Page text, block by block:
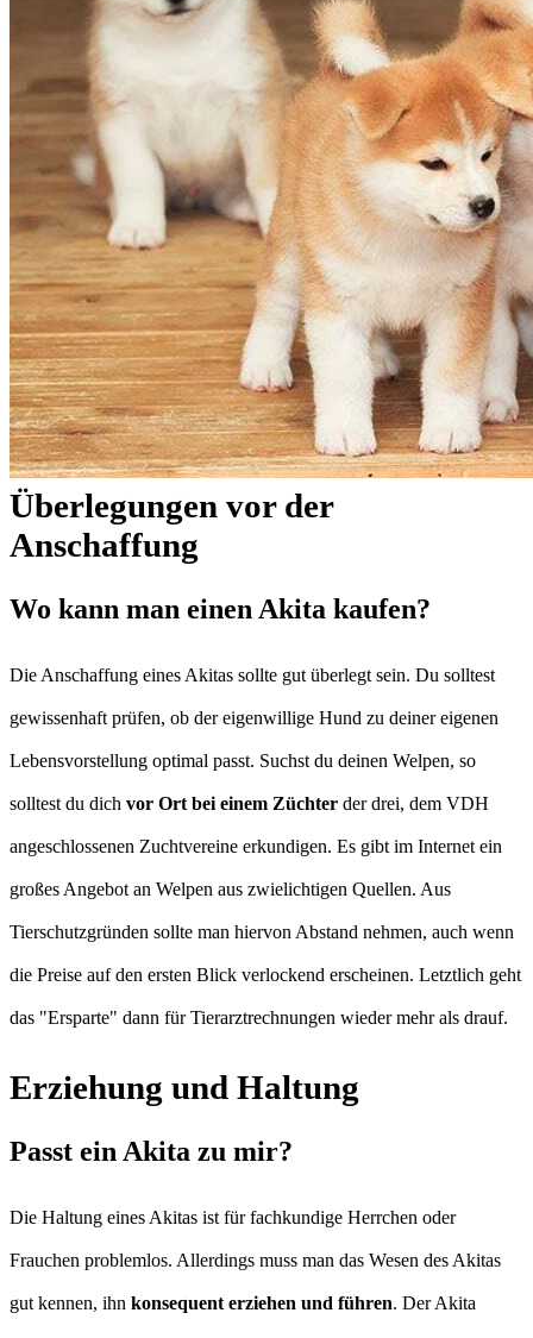
Überlegungen vor der
Anschaffung
Wo kann man einen Akita kaufen?
Die Anschaffung eines Akitas sollte gut überlegt sein. Du solltest
gewissenhaft prüfen, ob der eigenwillige Hund zu deiner eigenen
Lebensvorstellung optimal passt. Suchst du deinen Welpen, so
solltest du dich vor Ort bei einem Züchter der drei, dem VDH
angeschlossenen Zuchtvereine erkundigen. Es gibt im Internet ein
großes Angebot an Welpen aus zwielichtigen Quellen. Aus
Tierschutzgründen sollte man hiervon Abstand nehmen, auch wenn
die Preise auf den ersten Blick verlockend erscheinen. Letztlich geht
das "Ersparte" dann für Tierarztrechnungen wieder mehr als drauf.
Erziehung und Haltung
Passt ein Akita zu mir?
Die Haltung eines Akitas ist für fachkundige Herrchen oder
Frauchen problemlos. Allerdings muss man das Wesen des Akitas
gut kennen, ihn konsequent erziehen und führen. Der Akita